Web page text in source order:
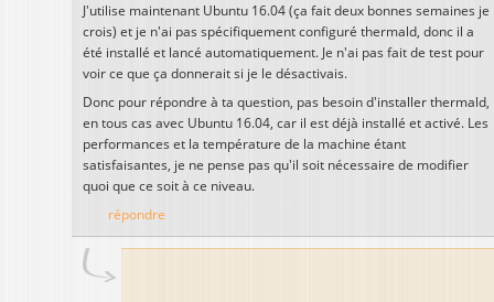
J'utilise maintenant Ubuntu 16.04 (ça fait deux bonnes semaines je
crois) et je n'ai pas spécifiquement configuré thermald, donc il a
été installé et lancé automatiquement. Je n'ai pas fait de test pour
voir ce que ça donnerait si je le désactivais.
Donc pour répondre à ta question, pas besoin d'installer thermald,
en tous cas avec Ubuntu 16.04, car il est déjà installé et activé. Les
performances et la température de la machine étant
satisfaisantes, je ne pense pas qu'il soit nécessaire de modifier
quoi que ce soit à ce niveau.
répondre